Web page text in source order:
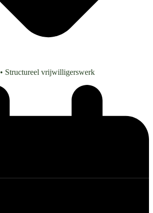
• Structureel vrijwilligerswerk